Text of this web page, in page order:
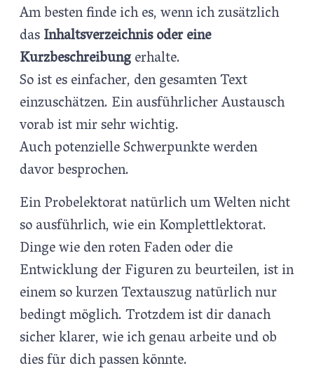
Am besten finde ich es, wenn ich zusätzlich
dasInhaltsverzeichnis oder eine
Kurzbeschreibungerhalte.
So ist es einfacher, den gesamten Text
einzuschätzen. Ein ausführlicher Austausch
vorab ist mir sehr wichtig.
Auch potenzielle Schwerpunkte werden
davor besprochen.
Ein Probelektorat natürlich um Welten nicht
so ausführlich, wie ein Komplettlektorat.
Dinge wie den roten Faden oder die
Entwicklung der Figuren zu beurteilen, ist in
einem so kurzen Textauszug natürlich nur
bedingt möglich. Trotzdem ist dir danach
sicher klarer, wie ich genau arbeite und ob
dies für dich passen könnte.